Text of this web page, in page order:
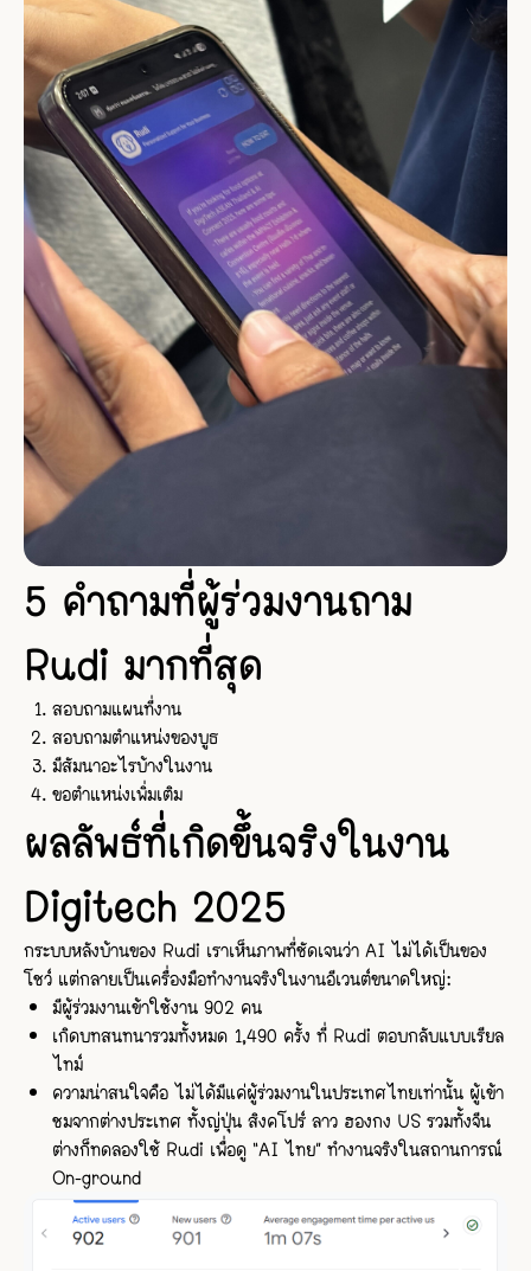
5 คำถามที่ผู้ร่วมงานถาม
Rudi มากที่สุด
สอบถามแผนที่งาน
สอบถามตำแหน่งของบูธ
มีสัมนาอะไรบ้างในงาน
ขอตำแหน่งเพิ่มเติม
ผลลัพธ์ที่เกิดขึ้นจริงในงาน
Digitech 2025
กระบบหลังบ้านของ Rudi เราเห็นภาพที่ชัดเจนว่า AI ไม่ได้เป็นของ
โชว์ แต่กลายเป็นเครื่องมือทำงานจริงในงานอีเวนต์ขนาดใหญ่:
มีผู้ร่วมงานเข้าใช้งาน 902 คน
เกิดบทสนทนารวมทั้งหมด 1,490 ครั้ง ที่ Rudi ตอบกลับแบบเรียล
ไทม์
ความน่าสนใจคือ ไม่ได้มีแค่ผู้ร่วมงานในประเทศไทยเท่านั้น ผู้เข้า
ชมจากต่างประเทศ ทั้งญ๊่ปุ่น สิงคโปร์ ลาว ฮองกง US รวมทั้งจีน
ต่างก็ทดลองใช้ Rudi เพื่อดู “AI ไทย” ทำงานจริงในสถานการณ์
On-ground